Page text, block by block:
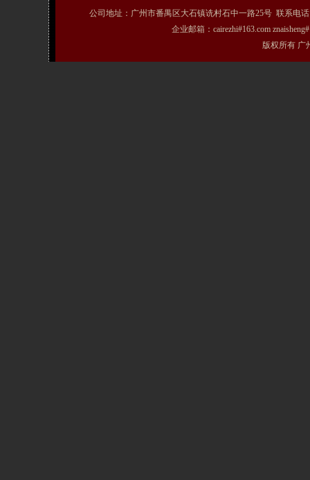
公司地址：广州市番禺区大石镇诜村石中一路25号 联系电话
企业邮箱：cairezhi#163.com
版权所有 广